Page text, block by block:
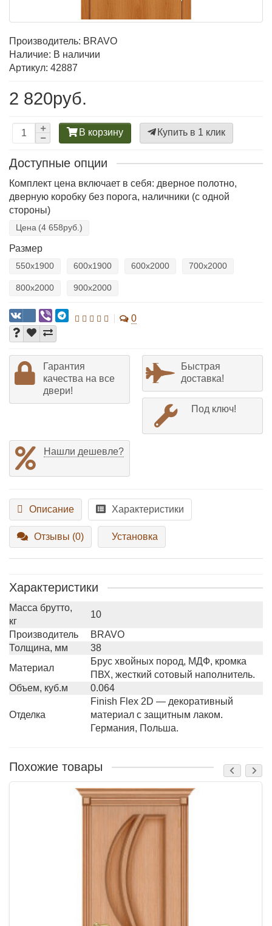
Производитель: BRAVO
Наличие: В наличии
Артикул: 42887
2 820руб.
В корзину Купить в 1 клик
Доступные опции
Комплект цена включает в себя: дверное полотно,
дверную коробку без порога, наличники (с одной
стороны)
Цена (4 658руб.)
Размер
550x1900 600x1900 600x2000 700x2000
800x2000 900x2000
0
Гарантия
качества на все
двери!
Быстрая
доставка!
Под ключ!
Нашли дешевле?
Описание Характеристики
Отзывы (0) Установка
Характеристики
Масса брутто,
кг
10
Производитель
BRAVO
Толщина, мм
38
Материал
Брус хвойных пород, МДФ, кромка
ПВХ, жесткий сотовый наполнитель.
Объем, куб.м
0.064
Отделка
Finish Flex 2D — декоративный
материал с защитным лаком.
Германия, Польша.
Похожие товары